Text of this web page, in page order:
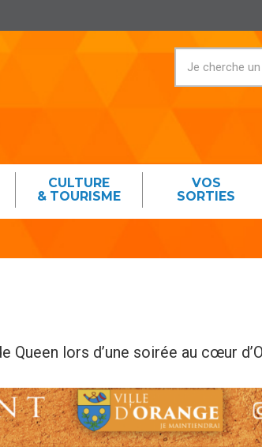
CULTURE
& TOURISME
VOS
SORTIES
lors d’une soirée au cœur